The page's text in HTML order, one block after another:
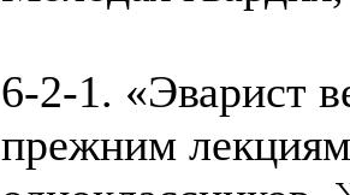
6-2-1. «Эварист
прежним